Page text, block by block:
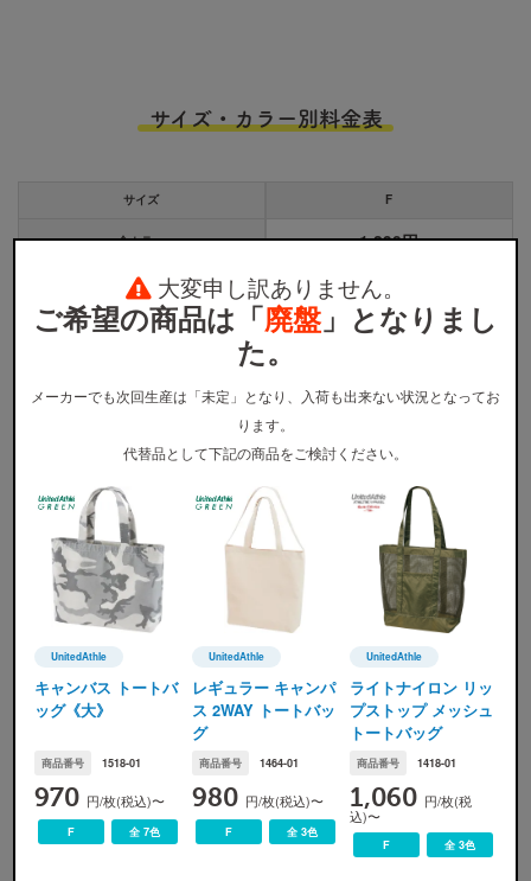
サイズ・カラー別料金表
サイズ F
全カラー 1,290円
ウェア本体の税込価格です。プリント代金、送料などは含まれません。
カラー展開
ﾀﾞｰｸﾌﾞﾙｰﾃﾞﾆﾑ ﾗｲﾄﾌﾞﾙｰﾃﾞﾆﾑ ｹﾐｶﾙｳｫｯｼｭﾃﾞﾆﾑ
画像ですので実際の色味とは若干の誤差が生じます。ご了承ください。
サイズ展開
大変申し訳ありません。
ご希望の商品は「廃盤」となりまし
た。
メーカーでも次回生産は「未定」となり、入荷も出来ない状況となってお
ります。
代替品として下記の商品をご検討ください。
UnitedAthle
UnitedAthle(ユナイテッドアスレ)
キャンバス トートバ
ッグ《大》
商品番号 1518-01
970 円/枚(税込)〜
F 全 7色
UnitedAthle
UnitedAthle(ユナイテッドアスレ)
レギュラー キャンパ
ス 2WAY トートバッ
グ
商品番号 1464-01
980 円/枚(税込)〜
F 全 3色
UnitedAthle
UnitedAthle(ユナイテッ
ライトナイロン リッ
プストップ メッシュ
トートバッグ
商品番号 1418-01
1,060 円/枚(税
込)〜
F 全 3色